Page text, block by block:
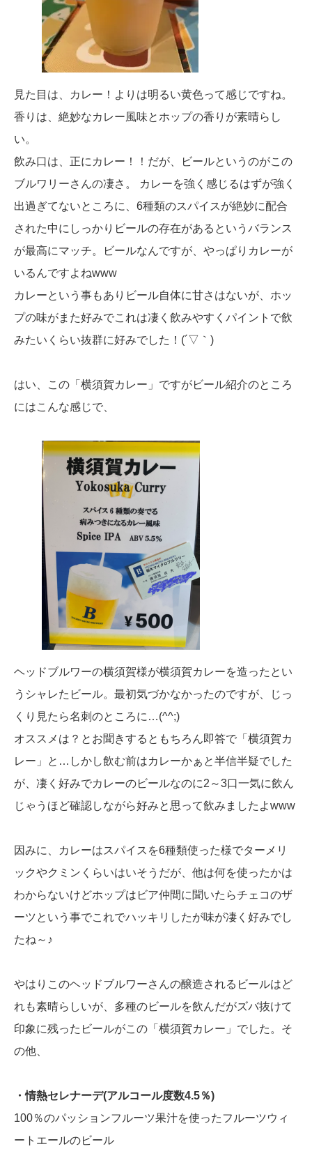
見た目は、カレー！よりは明るい黄色って感じですね。
香りは、絶妙なカレー風味とホップの香りが素晴らし
い。
飲み口は、正にカレー！！だが、ビールというのがこの
ブルワリーさんの凄さ。 カレーを強く感じるはずが強く
出過ぎてないところに、6種類のスパイスが絶妙に配合
された中にしっかりビールの存在があるというバランス
が最高にマッチ。ビールなんですが、やっぱりカレーが
いるんですよねwww
カレーという事もありビール自体に甘さはないが、ホッ
プの味がまた好みでこれは凄く飲みやすくパイントで飲
みたいくらい抜群に好みでした！(´▽｀)
はい、この「横須賀カレー」ですがビール紹介のところ
にはこんな感じで、
ヘッドブルワーの横須賀様が横須賀カレーを造ったとい
うシャレたビール。最初気づかなかったのですが、じっ
くり見たら名刺のところに…(^^;)
オススメは？とお聞きするともちろん即答で「横須賀カ
レー」と…しかし飲む前はカレーかぁと半信半疑でした
が、凄く好みでカレーのビールなのに2～3口一気に飲ん
じゃうほど確認しながら好みと思って飲みましたよwww
因みに、カレーはスパイスを6種類使った様でターメリ
ックやクミンくらいはいそうだが、他は何を使ったかは
わからないけどホップはビア仲間に聞いたらチェコのザ
ーツという事でこれでハッキリしたが味が凄く好みでし
たね～♪
やはりこのヘッドブルワーさんの醸造されるビールはど
れも素晴らしいが、多種のビールを飲んだがズバ抜けて
印象に残ったビールがこの「横須賀カレー」でした。そ
の他、
・情熱セレナーデ(アルコール度数4.5％)
100％のパッションフルーツ果汁を使ったフルーツウィ
ートエールのビール